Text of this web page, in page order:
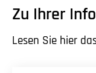
Zu Ihrer
Lesen Sie hier